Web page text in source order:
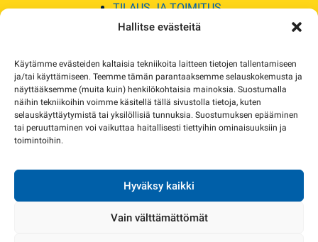
Hallitse evästeitä
Käytämme evästeiden kaltaisia tekniikoita laitteen tietojen tallentamiseen
ja/tai käyttämiseen. Teemme tämän parantaaksemme selauskokemusta ja
näyttääksemme (muita kuin) henkilökohtaisia mainoksia. Suostumalla
näihin tekniikoihin voimme käsitellä tällä sivustolla tietoja, kuten
selauskäyttäytymistä tai yksilöllisiä tunnuksia. Suostumuksen epääminen
tai peruuttaminen voi vaikuttaa haitallisesti tiettyihin ominaisuuksiin ja
toimintoihin.
Hyväksy kaikki
Vain välttämättömät
TILAUS JA TOIMITUS
TOIMITUSEHDOT
MYYMÄLÄT JA YHTEYSTIEDOT
USEIN KYSYTYT
AJANKOHTAISTA
yhteyttä ja sovimme korvaavista tuotteista.